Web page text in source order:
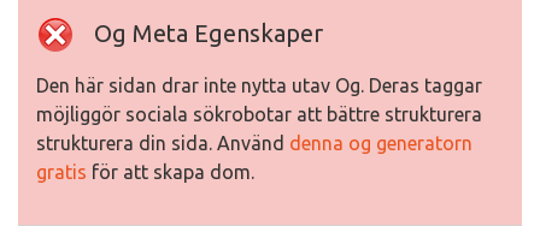
Og Meta Egenskaper
Den här sidan drar inte nytta utav Og. Deras taggar
möjliggör sociala sökrobotar att bättre strukturera
strukturera din sida. Använd denna og generatorn
gratis för att skapa dom.